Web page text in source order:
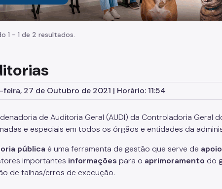
1 - 1 de 2 resultados.
27 de Outubro de 2021 | Horário: 11:54
de Auditoria Geral (AUDI) da Controladoria Geral
e especiais em todos os órgãos e entidades da
pública é uma ferramenta de gestão que serve de
importantes informações para o aprimoramento do
de falhas/erros de execução.